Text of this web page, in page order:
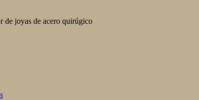
de joyas de acero quirúgico